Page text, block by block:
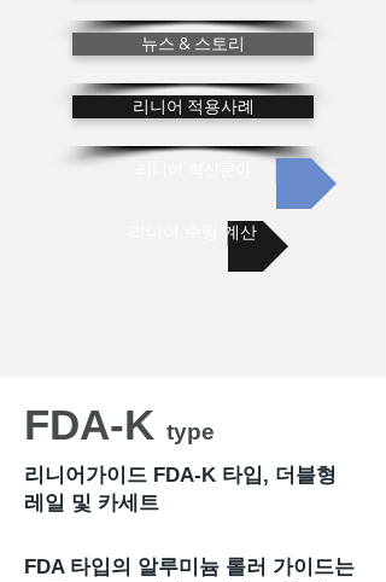
뉴스 & 스토리
리니어 적용사례
리니어 수명 계산
FDA-K type
리니어가이드 FDA-K 타입, 더블형
레일 및 카세트
FDA 타입의 알루미늄 롤러 가이드는